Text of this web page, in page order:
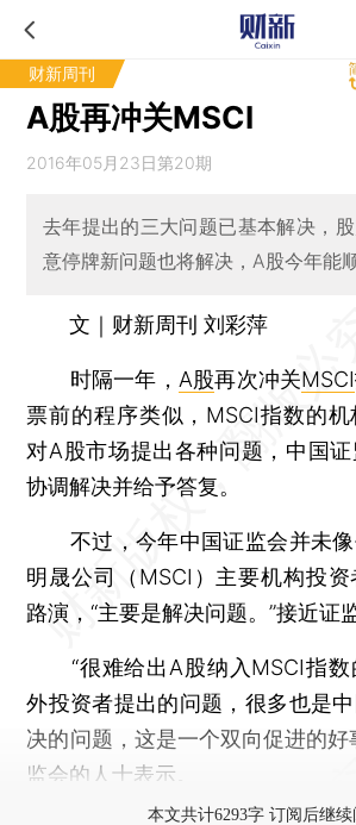
财新周刊
A股再冲关MSCI
2016年05月23日第20期
去年提出的三大问题已基本解决，
意停牌新问题也将解决，A股今年能
文｜财新周刊 刘彩萍
时隔一年， A股再次冲关MSCI
票前的程序类似，MSCI指数的
对A股市场提出各种问题，中国
协调解决并给予答复。
不过，今年中国证监会并未像
明晟公司（MSCI）主要机构投
路演，“主要是解决问题。”接近证
“很难给出A股纳入MSCI指数
外投资者提出的问题，很多也是
决的问题，这是一个双向促进的好
监会的人士表示。
本文共计6293字 订阅后继